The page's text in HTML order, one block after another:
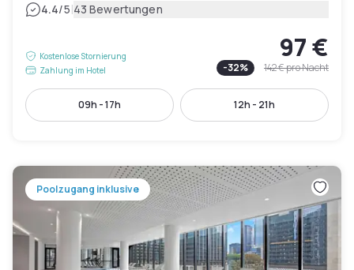
4.4/5|43 Bewertungen
Kostenlose Stornierung
Zahlung im Hotel
97 €
-32% 142 €pro Nacht
09h - 17h 12h - 21h
Poolzugang inklusive